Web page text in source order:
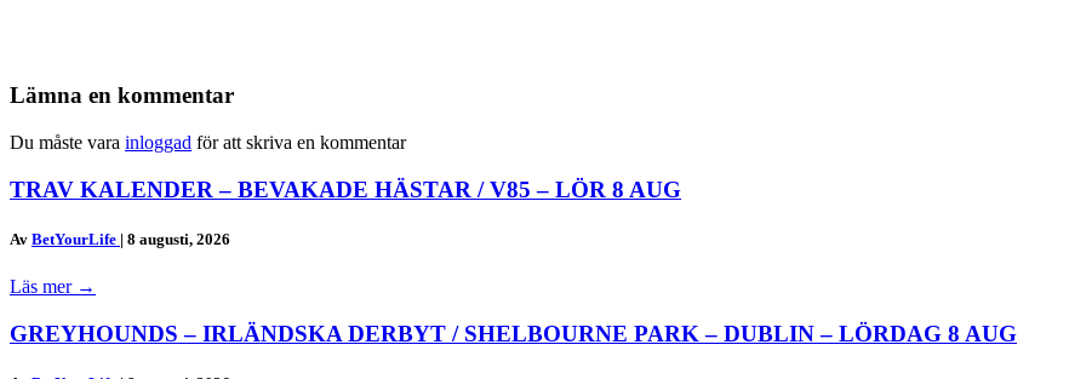
Lämna en kommentar
Du måste vara inloggad för att skriva en kommentar
TRAV KALENDER – BEVAKADE HÄSTAR / V85 – LÖR 8 AUG
Av BetYourLife | 8 augusti, 2026
Läs mer →
GREYHOUNDS – IRLÄNDSKA DERBYT / SHELBOURNE PARK – DUBLIN – LÖRDAG 8 AUG